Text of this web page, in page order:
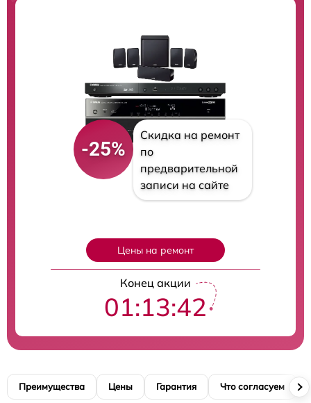
-25%
Скидка на ремонт
по
предварительной
записи на сайте
Цены на ремонт
Конец акции
01:13:41
Преимущества Цены Гарантия Что согласуем